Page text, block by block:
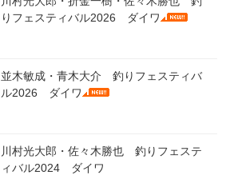
りフェスティバル2026 ダイワ
並木敏成・青木大介 釣りフェスティバ
ル2026 ダイワ
川村光大郎・佐々木勝也 釣りフェステ
ィバル2024 ダイワ